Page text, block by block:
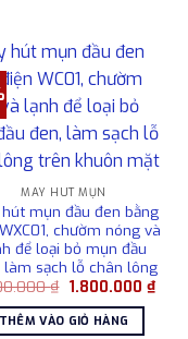
MÁY HÚT MỤN
hút mụn đầu đen bằng
chườm nóng và
để loại bỏ mụn đầu
làm sạch lỗ chân lông
₫ Giá
là:
2.500.000 ₫.
1.800.000 ₫Giá
hiện
THÊM VÀO GIỎ HÀNG